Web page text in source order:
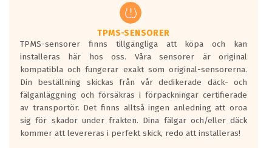
regelverket som introduceras år 2016.
Ett däck med två svarta vågor är redan
godkända för år 2016 nya regelverk.
Ett däck med en svart våg kommer vara
minst tre decibel tystare än det
regelverk som börjar gälla 2016.
TPMS-SENSORER
TPMS-sensorer finns tillgängliga att köpa och kan
installeras här hos oss. Våra sensorer är original
kompatibla och fungerar exakt som original-sensorerna.
Din beställning skickas från vår dedikerade däck- och
fälganläggning och försäkras i förpackningar certifierade
av transportör. Det finns alltså ingen anledning att oroa
sig för skador under frakten. Dina fälgar och/eller däck
kommer att levereras i perfekt skick, redo att installeras!